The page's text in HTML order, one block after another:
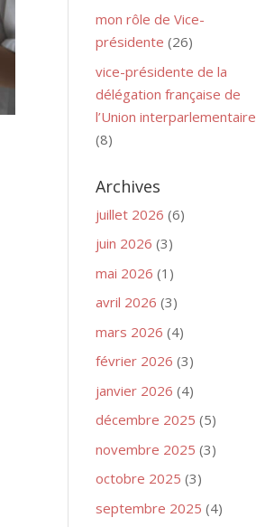
mon rôle de Vice-
présidente (26)
vice-présidente de la
délégation française de
l’Union interparlementaire
(8)
Archives
juillet 2026 (6)
juin 2026 (3)
mai 2026 (1)
avril 2026 (3)
mars 2026 (4)
février 2026 (3)
janvier 2026 (4)
décembre 2025 (5)
novembre 2025 (3)
octobre 2025 (3)
septembre 2025 (4)